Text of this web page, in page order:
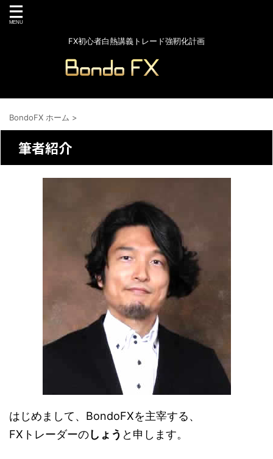
FX初心者白熱講義トレード強靭化計画
BondoFX ホーム >
筆者紹介
はじめまして、BondoFXを主宰する、
FXトレーダーのしょう と申します。